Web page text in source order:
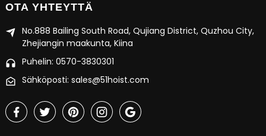
OTA YHTEYTTÄ
No.888 Bailing South Road, Qujiang District, Quzhou City,
Zhejiangin maakunta, Kiina
Puhelin: 0570-3830301
Sähköposti: sales@51hoist.com